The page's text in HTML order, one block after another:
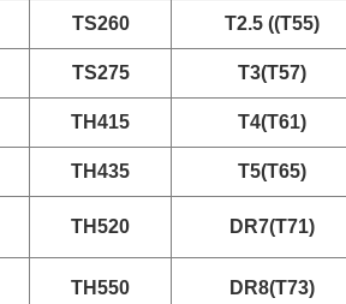
TS260 T2.5 ((T55)
TS275 T3(T57)
TH415 T4(T61)
TH435 T5(T65)
TH520 DR7(T71)
TH550 DR8(T73)